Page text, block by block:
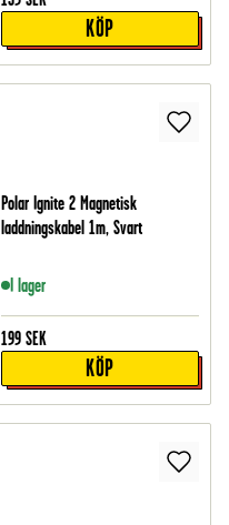
KÖP
Polar Ignite 2 Magnetisk
laddningskabel 1m, Svart
I lager
199 SEK
KÖP